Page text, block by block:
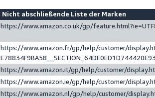
Nicht abschließende Liste der Marken
https://www.amazon.co.uk/gp/
https://www.amazon.fr/gp/help/customer/
https://www.amazon.it/gp/help/customer/
https://www.amazon.ie/gp/help/customer/
https://www.amazon.nl/gp/help/customer/